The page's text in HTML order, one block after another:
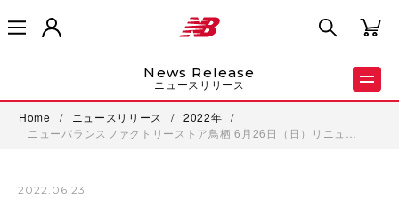
News Release
ニュースリリース
Home / ニュースリリース / 2022年
/
ニューバランスファクトリーストア鳥栖 6月26日（日）リニュ…
2022.06.23